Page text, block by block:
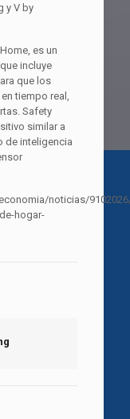
y V by
es un
incluye
que los
tiempo real,
Safety
similar a
de inteligencia
noticias/
hogar-